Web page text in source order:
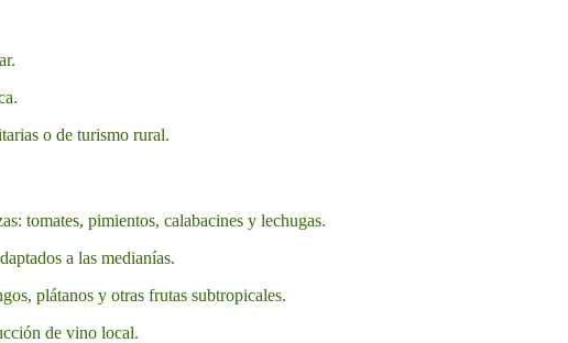
o de turismo rural.
tomates, pimientos, calabacines y lechugas.
a las medianías.
plátanos y otras frutas subtropicales.
de vino local.